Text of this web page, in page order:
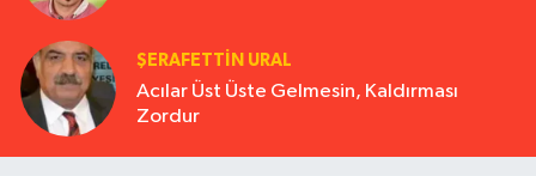
ŞERAFETTIN URAL
Acılar Üst Üste Gelmesin, Kaldırması
Zordur